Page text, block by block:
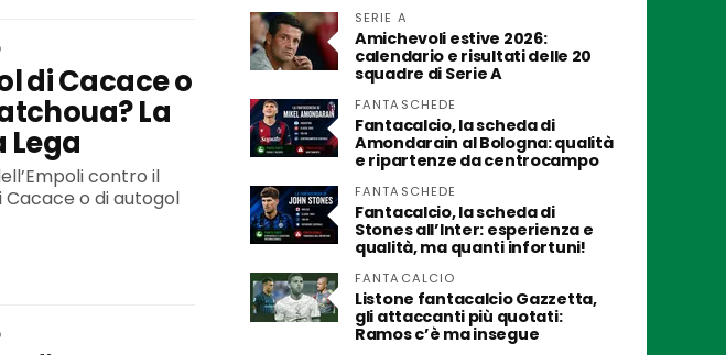
di Cacace o
La
Lega
contro il
o di autogol
SERIE A
Amichevoli estive 2026:
calendario e risultati delle 20
squadre di Serie A
FANTASCHEDE
Fantacalcio, la scheda di
Amondarain al Bologna: qualità
e ripartenze da centrocampo
FANTASCHEDE
Fantacalcio, la scheda di
Stones all’Inter: esperienza e
qualità, ma quanti infortuni!
FANTACALCIO
Listone fantacalcio Gazzetta,
gli attaccanti più quotati:
Ramos c’è ma insegue